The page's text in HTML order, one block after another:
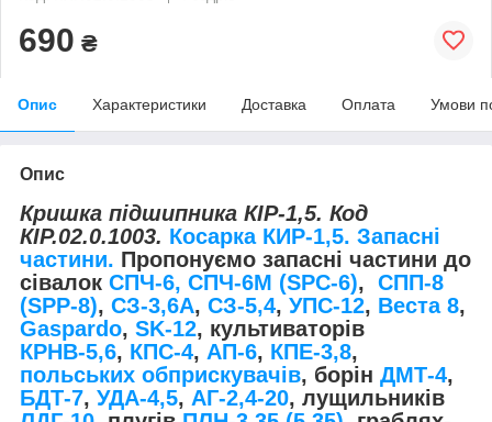
690 ₴
Опис Характеристики Доставка Оплата Умови
Опис
Кришка підшипника КІР-1,5. Код
КІР.02.0.1003. Косарка КИР-1,5. Запасні
частини. Пропонуємо запасні частини до
сівалок СПЧ-6, СПЧ-6М (SPС-6), СПП-8
(SPP-8), СЗ-3,6А, СЗ-5,4, УПС-12, Веста 8,
Gaspardo, SK-12, культиваторів
КРНВ-5,6, КПС-4, АП-6, КПЕ-3,8,
польських обприскувачів, борін ДМТ-4,
БДТ-7, УДА-4,5, АГ-2,4-20, лущильників